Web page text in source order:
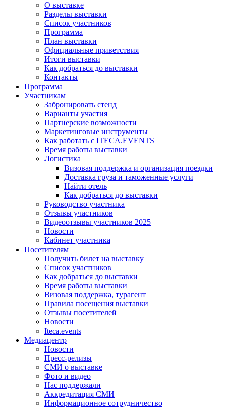
О выставке
Разделы выставки
Список участников
Программа
План выставки
Официальные приветствия
Итоги выставки
Как добраться до выставки
Контакты
Программа
Участникам
Забронировать стенд
Варианты участия
Партнерские возможности
Маркетинговые инструменты
Как работать с ITECA.EVENTS
Время работы выставки
Логистика
Визовая поддержка и организация поездки
Доставка груза и таможенные услуги
Найти отель
Как добраться до выставки
Руководство участника
Отзывы участников
Видеоотзывы участников 2025
Новости
Кабинет участника
Посетителям
Получить билет на выставку
Список участников
Как добраться до выставки
Время работы выставки
Визовая поддержка, турагент
Правила посещения выставки
Отзывы посетителей
Новости
Iteca.events
Медиацентр
Новости
Пресс-релизы
СМИ о выставке
Фото и видео
Нас поддержали
Аккредитация СМИ
Информационное сотрудничество